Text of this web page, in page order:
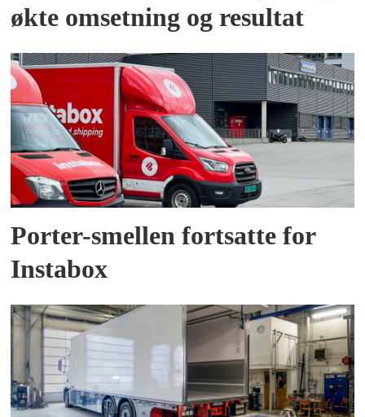
økte omsetning og resultat
Porter-smellen fortsatte for
Instabox